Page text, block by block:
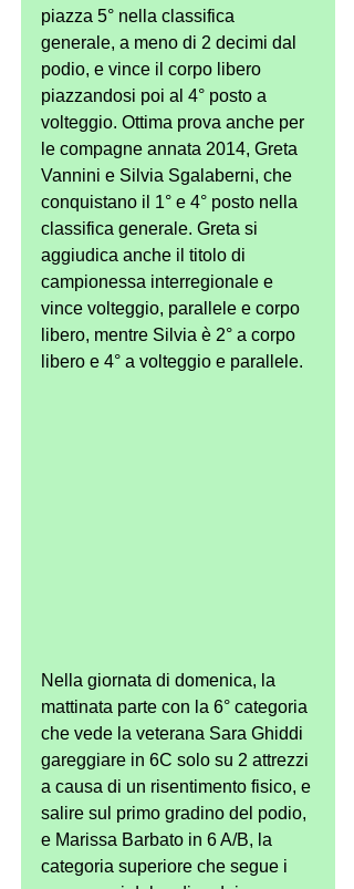
piazza 5° nella classifica
generale, a meno di 2 decimi dal
podio, e vince il corpo libero
piazzandosi poi al 4° posto a
volteggio. Ottima prova anche per
le compagne annata 2014, Greta
Vannini e Silvia Sgalaberni, che
conquistano il 1° e 4° posto nella
classifica generale. Greta si
aggiudica anche il titolo di
campionessa interregionale e
vince volteggio, parallele e corpo
libero, mentre Silvia è 2° a corpo
libero e 4° a volteggio e parallele.
Nella giornata di domenica, la
mattinata parte con la 6° categoria
che vede la veterana Sara Ghiddi
gareggiare in 6C solo su 2 attrezzi
a causa di un risentimento fisico, e
salire sul primo gradino del podio,
e Marissa Barbato in 6 A/B, la
categoria superiore che segue i